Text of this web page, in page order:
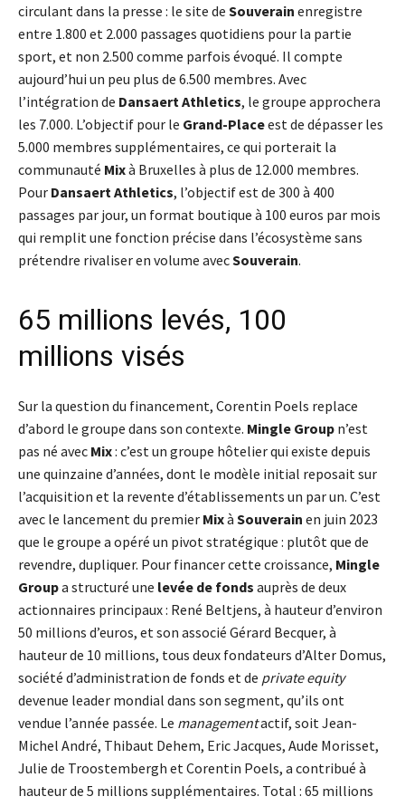
circulant dans la presse : le site de Souverain enregistre
entre 1.800 et 2.000 passages quotidiens pour la partie
sport, et non 2.500 comme parfois évoqué. Il compte
aujourd’hui un peu plus de 6.500 membres. Avec
l’intégration de Dansaert Athletics, le groupe approchera
les 7.000. L’objectif pour le Grand-Placeest de dépasser les
5.000 membres supplémentaires, ce qui porterait la
communauté Mixà Bruxelles à plus de 12.000 membres.
Pour Dansaert Athletics, l’objectif est de 300 à 400
passages par jour, un format boutique à 100 euros par mois
qui remplit une fonction précise dans l’écosystème sans
prétendre rivaliser en volume avecSouverain.
65 millions levés, 100
millions visés
Sur la question du financement, Corentin Poels replace
d’abord le groupe dans son contexte. Mingle Group n’est
pas né avec Mix: c’est un groupe hôtelier qui existe depuis
une quinzaine d’années, dont le modèle initial reposait sur
l’acquisition et la revente d’établissements un par un. C’est
avec le lancement du premier Mixà Souverain en juin 2023
que le groupe a opéré un pivot stratégique : plutôt que de
revendre, dupliquer. Pour financer cette croissance, Mingle
Groupa structuré une levée de fonds auprès de deux
actionnaires principaux : René Beltjens, à hauteur d’environ
50 millions d’euros, et son associé Gérard Becquer, à
hauteur de 10 millions, tous deux fondateurs d’Alter Domus,
société d’administration de fonds et de private equity
devenue leader mondial dans son segment, qu’ils ont
vendue l’année passée. Le managementactif, soit Jean-
Michel André, Thibaut Dehem, Eric Jacques, Aude Morisset,
Julie de Troostembergh et Corentin Poels, a contribué à
hauteur de 5 millions supplémentaires. Total : 65 millions